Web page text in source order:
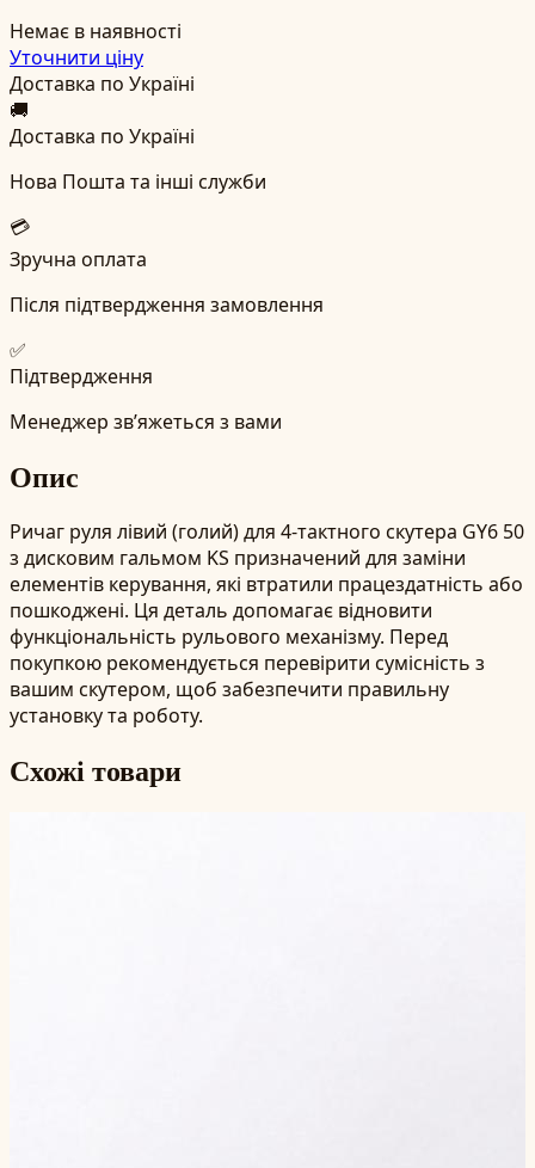
Немає в наявності
Уточнити ціну
Доставка по Україні
🚚
Доставка по Україні
Нова Пошта та інші служби
💳
Зручна оплата
Після підтвердження замовлення
✅
Підтвердження
Менеджер зв’яжеться з вами
Опис
Ричаг руля лівий (голий) для 4-тактного скутера GY6 50
з дисковим гальмом KS призначений для заміни
елементів керування, які втратили працездатність або
пошкоджені. Ця деталь допомагає відновити
функціональність рульового механізму. Перед
покупкою рекомендується перевірити сумісність з
вашим скутером, щоб забезпечити правильну
установку та роботу.
Схожі товари